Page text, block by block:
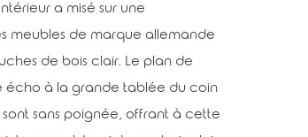
a misé sur une
meubles de marque allemande
de bois clair. Le plan de
écho à la grande tablée du coin
sans poignée, offrant à cette